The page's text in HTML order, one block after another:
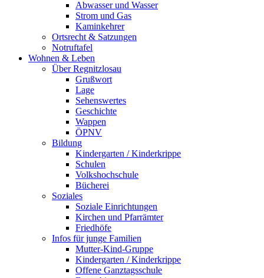
Abwasser und Wasser
Strom und Gas
Kaminkehrer
Ortsrecht & Satzungen
Notruftafel
Wohnen & Leben
Über Regnitzlosau
Grußwort
Lage
Sehenswertes
Geschichte
Wappen
ÖPNV
Bildung
Kindergarten / Kinderkrippe
Schulen
Volkshochschule
Bücherei
Soziales
Soziale Einrichtungen
Kirchen und Pfarrämter
Friedhöfe
Infos für junge Familien
Mutter-Kind-Gruppe
Kindergarten / Kinderkrippe
Offene Ganztagsschule